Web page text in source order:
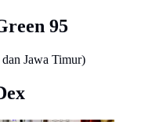
95
Jawa Timur)